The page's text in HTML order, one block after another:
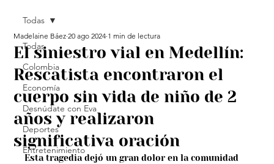
Todas
Colombia
Economía
Desnúdate con Eva
Deportes
Entretenimiento
Todas
El siniestro vial en Medellín:
Rescatista encontraron el
cuerpo sin vida de niño de 2
años y realizaron
significativa oración
Madelaine Báez 20 ago 2024 1 min de lectura
Esta tragedia dejó un gran dolor en la comunidad